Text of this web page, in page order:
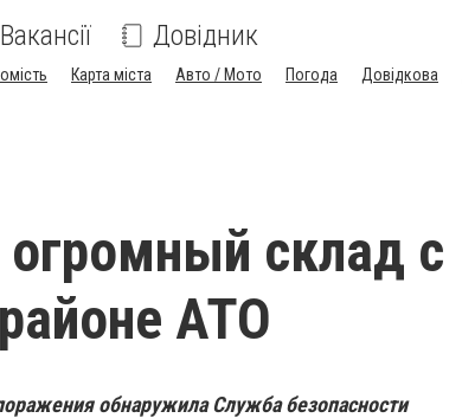
Вакансії Довідник
Карта міста Авто / Мото Погода Довідкова
склад с
АТО
обнаружила Служба безопасности